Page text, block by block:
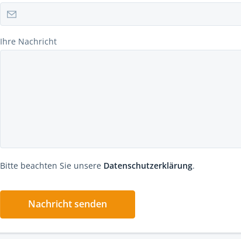
Ihre Nachricht
Bitte beachten Sie unsere Datenschutzerklärung.
Nachricht senden